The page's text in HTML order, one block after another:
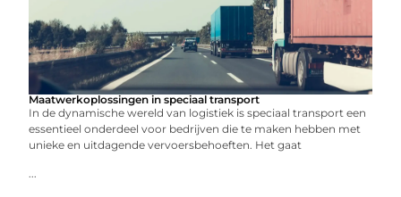
Maatwerkoplossingen in speciaal transport
In de dynamische wereld van logistiek is speciaal transport een
essentieel onderdeel voor bedrijven die te maken hebben met
unieke en uitdagende vervoersbehoeften. Het gaat
...